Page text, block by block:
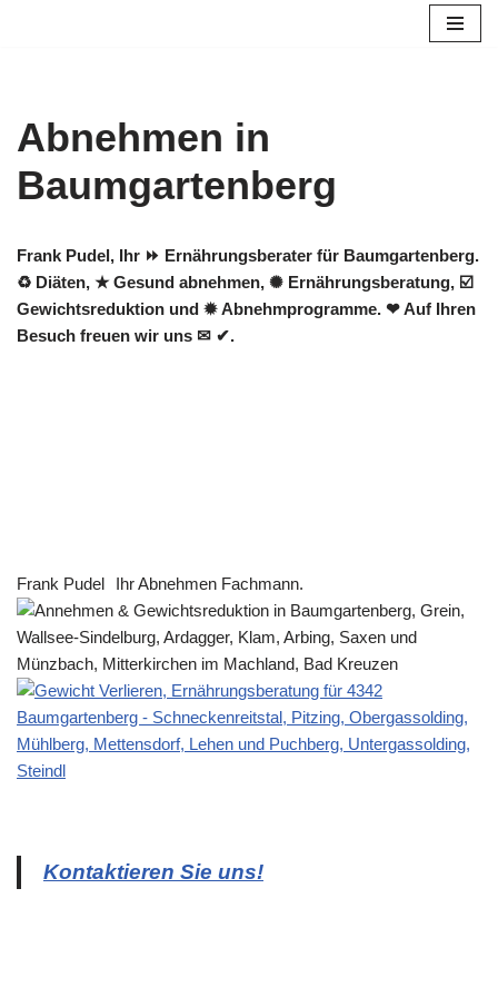
Abnehmen in
Baumgartenberg
Frank Pudel, Ihr ⏩ Ernährungsberater für Baumgartenberg.
♻ Diäten, ★ Gesund abnehmen, ✺ Ernährungsberatung, ☑️
Gewichtsreduktion und ✹ Abnehmprogramme. ❤ Auf Ihren
Besuch freuen wir uns ✉ ✔.
Frank Pudel Ihr Abnehmen Fachmann.
Kontaktieren Sie uns!